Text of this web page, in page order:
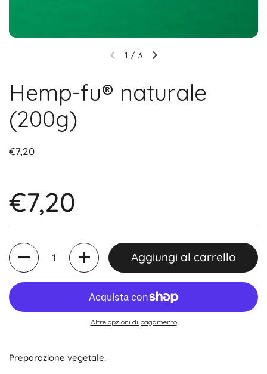
1 / 3
Hemp-fu® naturale
(200g)
€7,20
€7,20
Quantità
Aggiungi al carrello
Altre opzioni di pagamento
Preparazione vegetale.